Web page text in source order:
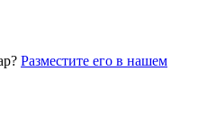
Разместите его в нашем